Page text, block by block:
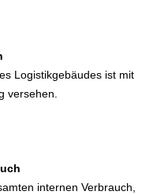
Logistikgebäudes ist mit
versehen.
internen Verbrauch,